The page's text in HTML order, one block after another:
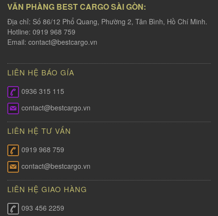
VĂN PHÀNG BEST CARGO SÀI GÒN:
Địa chỉ: Số 86/12 Phổ Quang, Phường 2, Tân Bình, Hồ Chí Minh.
Hotline: 0919 968 759
Email: contact@bestcargo.vn
LIÊN HỆ BÁO GÍA
0936 315 115
contact@bestcargo.vn
LIÊN HỆ TƯ VẤN
0919 968 759
contact@bestcargo.vn
LIÊN HỆ GIAO HÀNG
093 456 2259